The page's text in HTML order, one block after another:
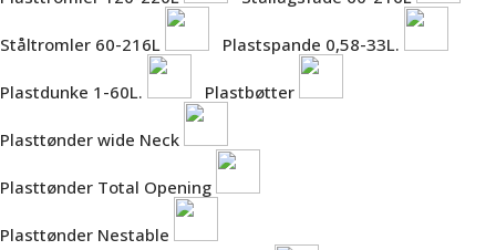
Ståltromler 60-216L Plastspande 0,58-33L.
Plastdunke 1-60L. Plastbøtter
Plasttønder wide Neck
Plasttønder Total Opening
Plasttønder Nestable